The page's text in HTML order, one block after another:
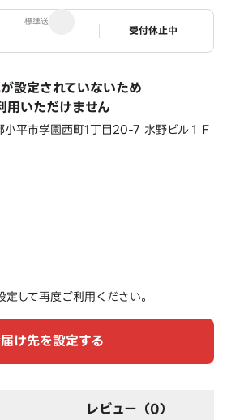
標準送料
ステータス
受付休止中
が設定されていないため
用いただけません
小平市学園西町1丁目20-7 水野ビル１Ｆ
して再度ご利用ください。
け先を設定する
レビュー（0）